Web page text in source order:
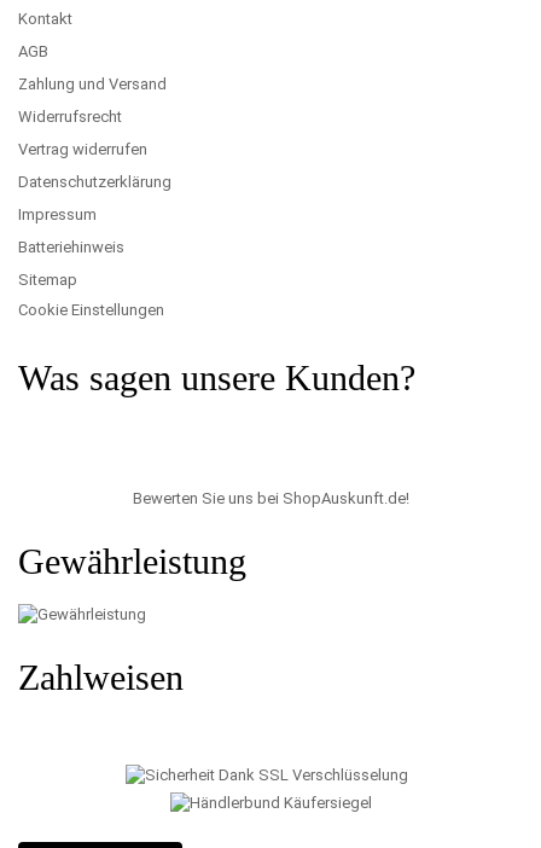
Kontakt
AGB
Zahlung und Versand
Widerrufsrecht
Vertrag widerrufen
Datenschutzerklärung
Impressum
Batteriehinweis
Sitemap
Cookie Einstellungen
Was sagen unsere Kunden?
Bewerten Sie uns bei ShopAuskunft.de!
Gewährleistung
Zahlweisen